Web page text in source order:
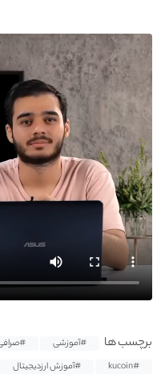
برچسب ها #آموزشی
#kucoin
#آموزش ارزدیجیتال